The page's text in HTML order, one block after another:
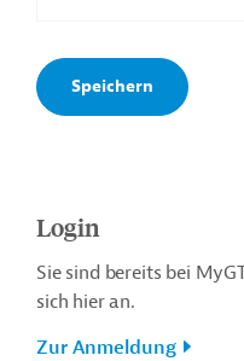
Login
Sie sind bereits bei
sich hier an.
Zur Anmeldung